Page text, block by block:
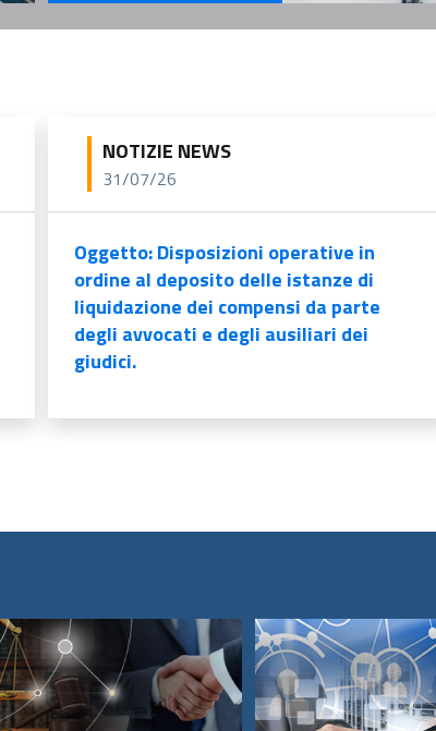
Servizi Per il Professionista
NOTIZIE NEWS
31/07/26
Oggetto: Disposizioni operative in
ordine al deposito delle istanze di
liquidazione dei compensi da parte
degli avvocati e degli ausiliari dei
giudici.